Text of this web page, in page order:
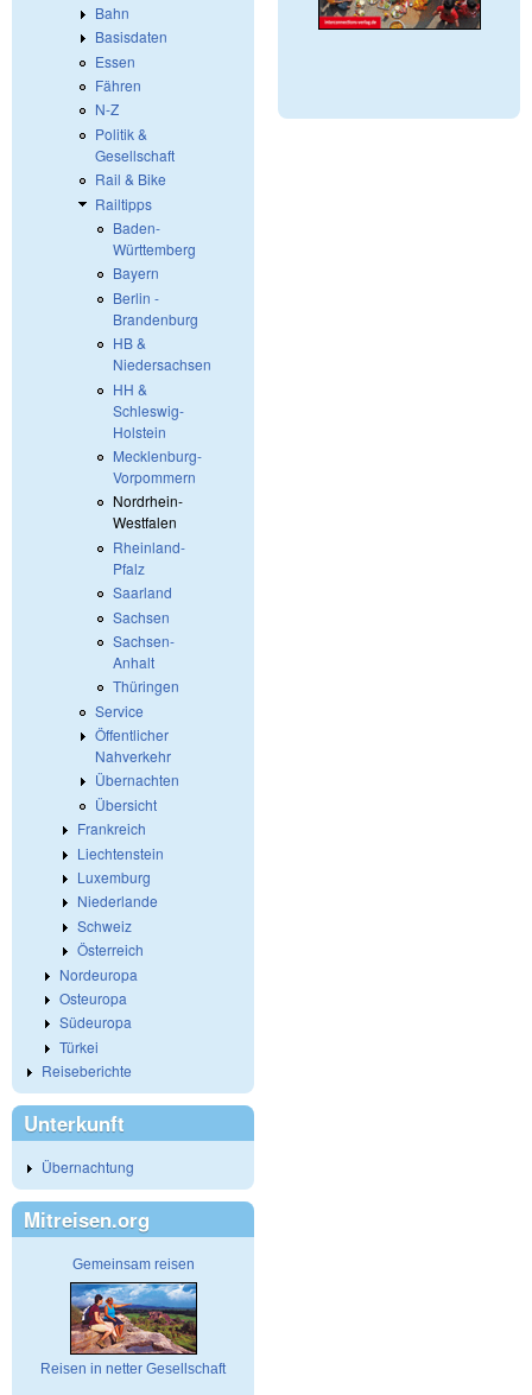
Bahn
Basisdaten
Essen
Fähren
N-Z
Politik &
Gesellschaft
Rail & Bike
Railtipps
Baden-
Württemberg
Bayern
Berlin -
Brandenburg
HB &
Niedersachsen
HH &
Schleswig-
Holstein
Mecklenburg-
Vorpommern
Nordrhein-
Westfalen
Rheinland-
Pfalz
Saarland
Sachsen
Sachsen-
Anhalt
Thüringen
Service
Öffentlicher
Nahverkehr
Übernachten
Übersicht
Frankreich
Liechtenstein
Luxemburg
Niederlande
Schweiz
Österreich
Nordeuropa
Osteuropa
Südeuropa
Türkei
Reiseberichte
Unterkunft
Übernachtung
Mitreisen.org
Gemeinsam reisen
Reisen in netter Gesellschaft